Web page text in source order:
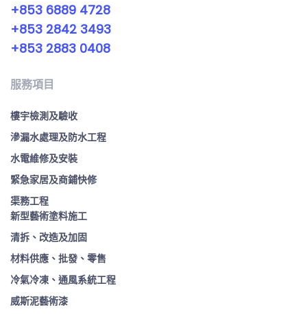
+853 6889 4728
+853 2842 3493
+853 2883 0408
服務項目
樓宇檢測及驗收
滲漏水處理及防水工程
水電維修及安裝
緊急家居及商鋪快修
渠務工程
新型藝術塗料施工
清拆、改造及加固
材料供應、批發、零售
冷氣冷凍、通風系統工程
威斯泥藝術漆